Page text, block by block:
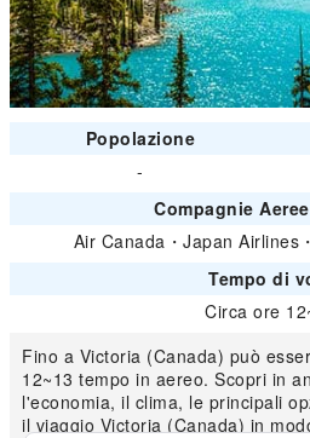
Popolazione
-
Compagnie
Air Canada ・ Japan Airlines ・
Tempo di
Circa ore
Fino a Victoria (Canada) può
12~13 tempo in aereo. Scopri in
l'economia, il clima, le principali
il viaggio Victoria (Canada) in